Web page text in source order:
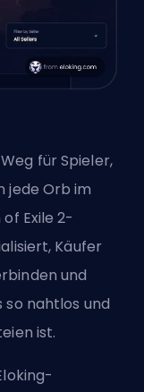
für Spieler,
jede Orb im
Exile 2-
Käufer
und
so nahtlos und
ist.